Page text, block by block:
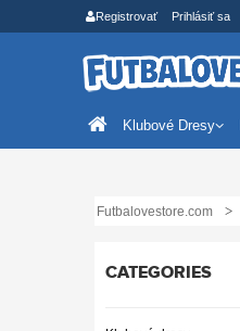
Registrovať Prihlásiť sa
Klubové Dresy
Futbalovestore.com
CATEGORIES